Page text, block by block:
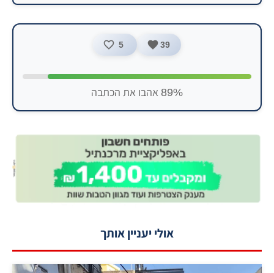
39
5
89% אהבו את הכתבה
אולי יעניין אותך